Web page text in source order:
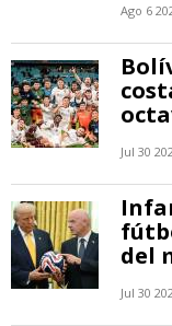
Ago 6
Jul 30
del
Jul 30